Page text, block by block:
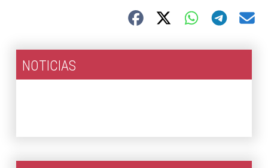
NOTICIAS